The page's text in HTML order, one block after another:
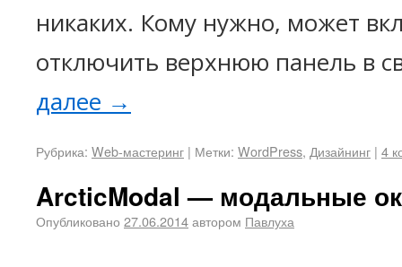
никаких. Кому нужно, может
отключить верхнюю панель в
далее →
Рубрика: Web-мастеринг | Метки: WordPress, Дизайнинг | 4
ArcticModal — модальные
Опубликовано 27.06.2014автором Павлуха